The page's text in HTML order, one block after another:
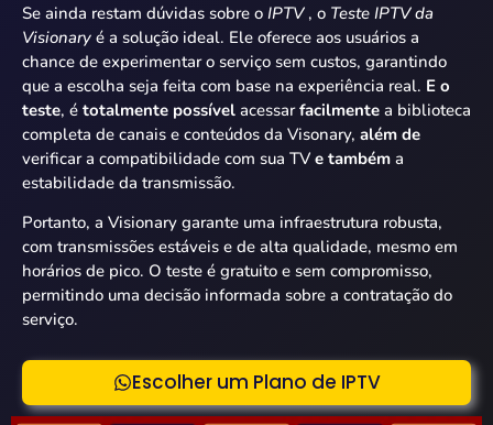
Se ainda restam dúvidas sobre o IPTV , o Teste IPTV da
Visionary é a solução ideal. Ele oferece aos usuários a
chance de experimentar o serviço sem custos, garantindo
que a escolha seja feita com base na experiência real. E o
teste, é totalmente possível acessarfacilmente a biblioteca
completa de canais e conteúdos da Visonary, além de
verificar a compatibilidade com sua TV e também a
estabilidade da transmissão.
Portanto, a Visionary garante uma infraestrutura robusta,
com transmissões estáveis e de alta qualidade, mesmo em
horários de pico. O teste é gratuito e sem compromisso,
permitindo uma decisão informada sobre a contratação do
serviço.
Escolher um Plano de IPTV